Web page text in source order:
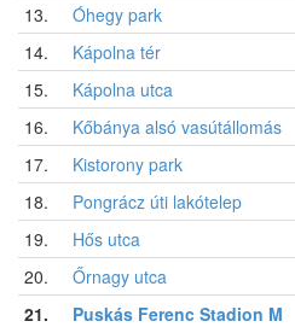
13.
Óhegy park
14.
Kápolna tér
15.
Kápolna utca
16.
Kőbánya alsó vasútállomás
17.
Kistorony park
18.
Pongrácz úti lakótelep
19.
Hős utca
20.
Őrnagy utca
21.
Puskás Ferenc Stadion M